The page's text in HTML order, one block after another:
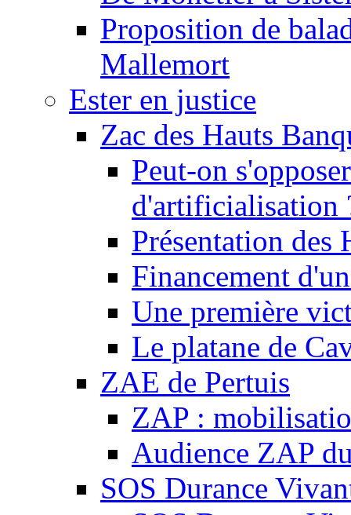
Proposition de
Mallemort
Ester en justice
Zac des Hauts
Peut-on
d'artificialisation
Présentation des
Financement
Une première
Le platane de
ZAE de Pertuis
ZAP :
Audience ZAP
SOS Durance